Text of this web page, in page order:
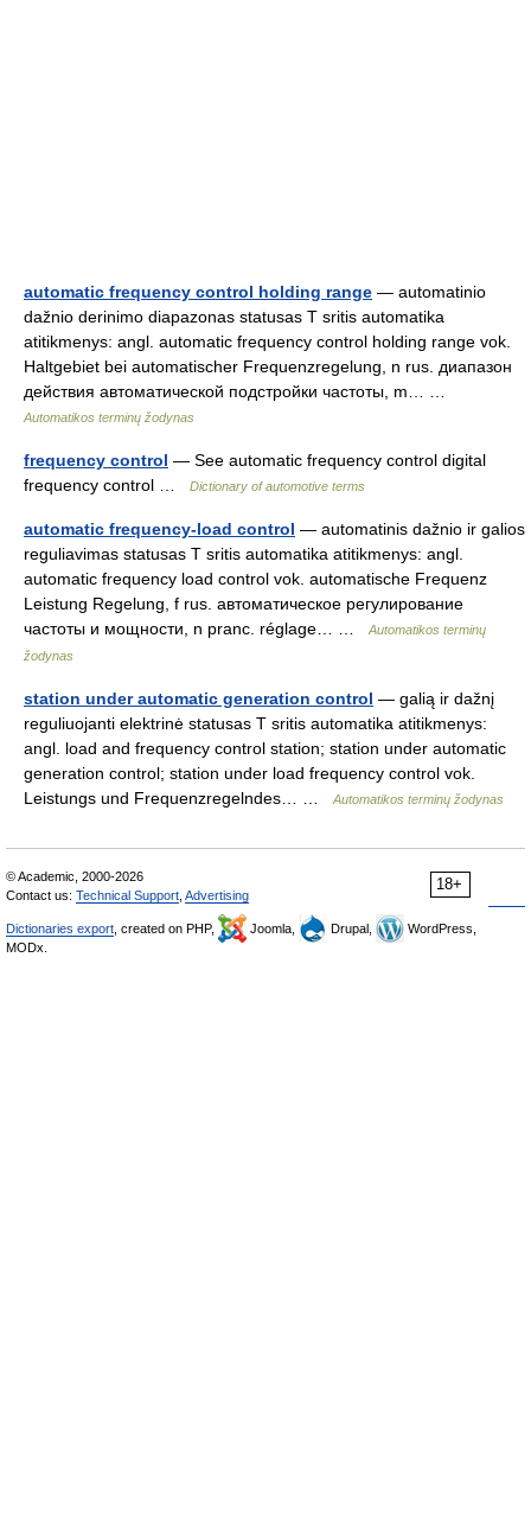
automatic frequency control holding range — automatinio
dažnio derinimo diapazonas statusas T sritis automatika
atitikmenys: angl. automatic frequency control holding range vok.
Haltgebiet bei automatischer Frequenzregelung, n rus. диапазон
действия автоматической подстройки частоты, m… …
Automatikos terminų žodynas
frequency control — See automatic frequency control digital
frequency control …
Dictionary of automotive terms
automatic frequency-load control — automatinis dažnio ir galios
reguliavimas statusas T sritis automatika atitikmenys: angl.
automatic frequency load control vok. automatische Frequenz
Leistung Regelung, f rus. автоматическое регулирование
частоты и мощности, n pranc. réglage… …
Automatikos terminų
žodynas
station under automatic generation control — galią ir dažnį
reguliuojanti elektrinė statusas T sritis automatika atitikmenys:
angl. load and frequency control station; station under automatic
generation control; station under load frequency control vok.
Leistungs und Frequenzregelndes… …
Automatikos terminų žodynas
18+
© Academic, 2000-2026
Contact us: Technical Support Advertising
Dictionaries export , created on PHP, Joomla, Drupal,
WordPress,
MODx.